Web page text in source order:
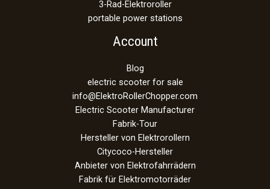
3-Rad-Elektroroller
portable power stations
Account
Blog
electric scooter for sale
info@ElektroRollerChopper.com
Electric Scooter Manufacturer
Fabrik-Tour
Hersteller von Elektrorollern
Citycoco-Hersteller
Anbieter von Elektrofahrrädern
Fabrik für Elektromotorräder